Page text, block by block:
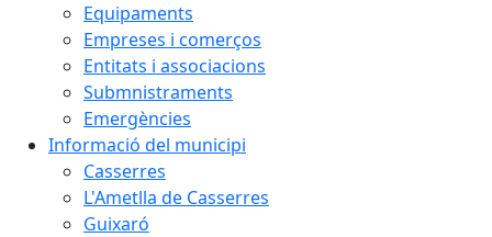
Equipaments
Empreses i comerços
Entitats i associacions
Submnistraments
Emergències
Informació del municipi
Casserres
L'Ametlla de Casserres
Guixaró